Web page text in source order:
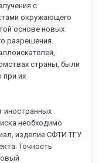
с
окружающего
основе новых
разрешения.
страны, были
их
иностранных
необходимо
изделие СФТИ ТГУ
Точность